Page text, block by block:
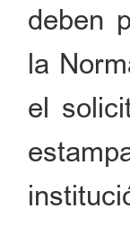
deben
la
el